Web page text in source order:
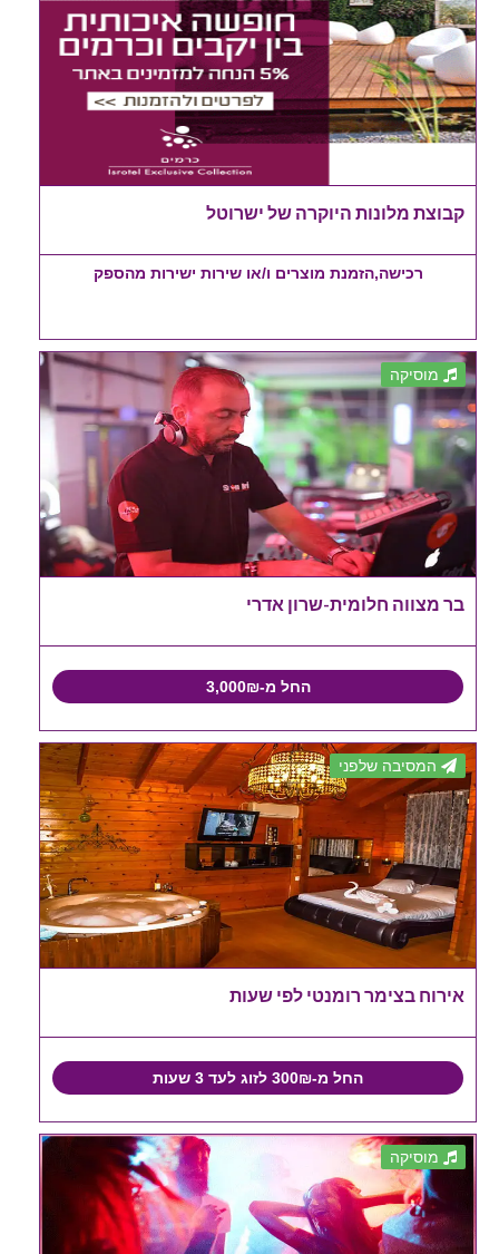
קבוצת מלונות היוקרה של ישרוטל
רכישה,הזמנת מוצרים ו/או שירות ישירות מהספק
מוסיקה
בר מצווה חלומית-שרון אדרי
החל מ-3,000₪
המסיבה שלפני
אירוח בצימר רומנטי לפי שעות
החל מ-300₪ לזוג לעד 3 שעות
מוסיקה